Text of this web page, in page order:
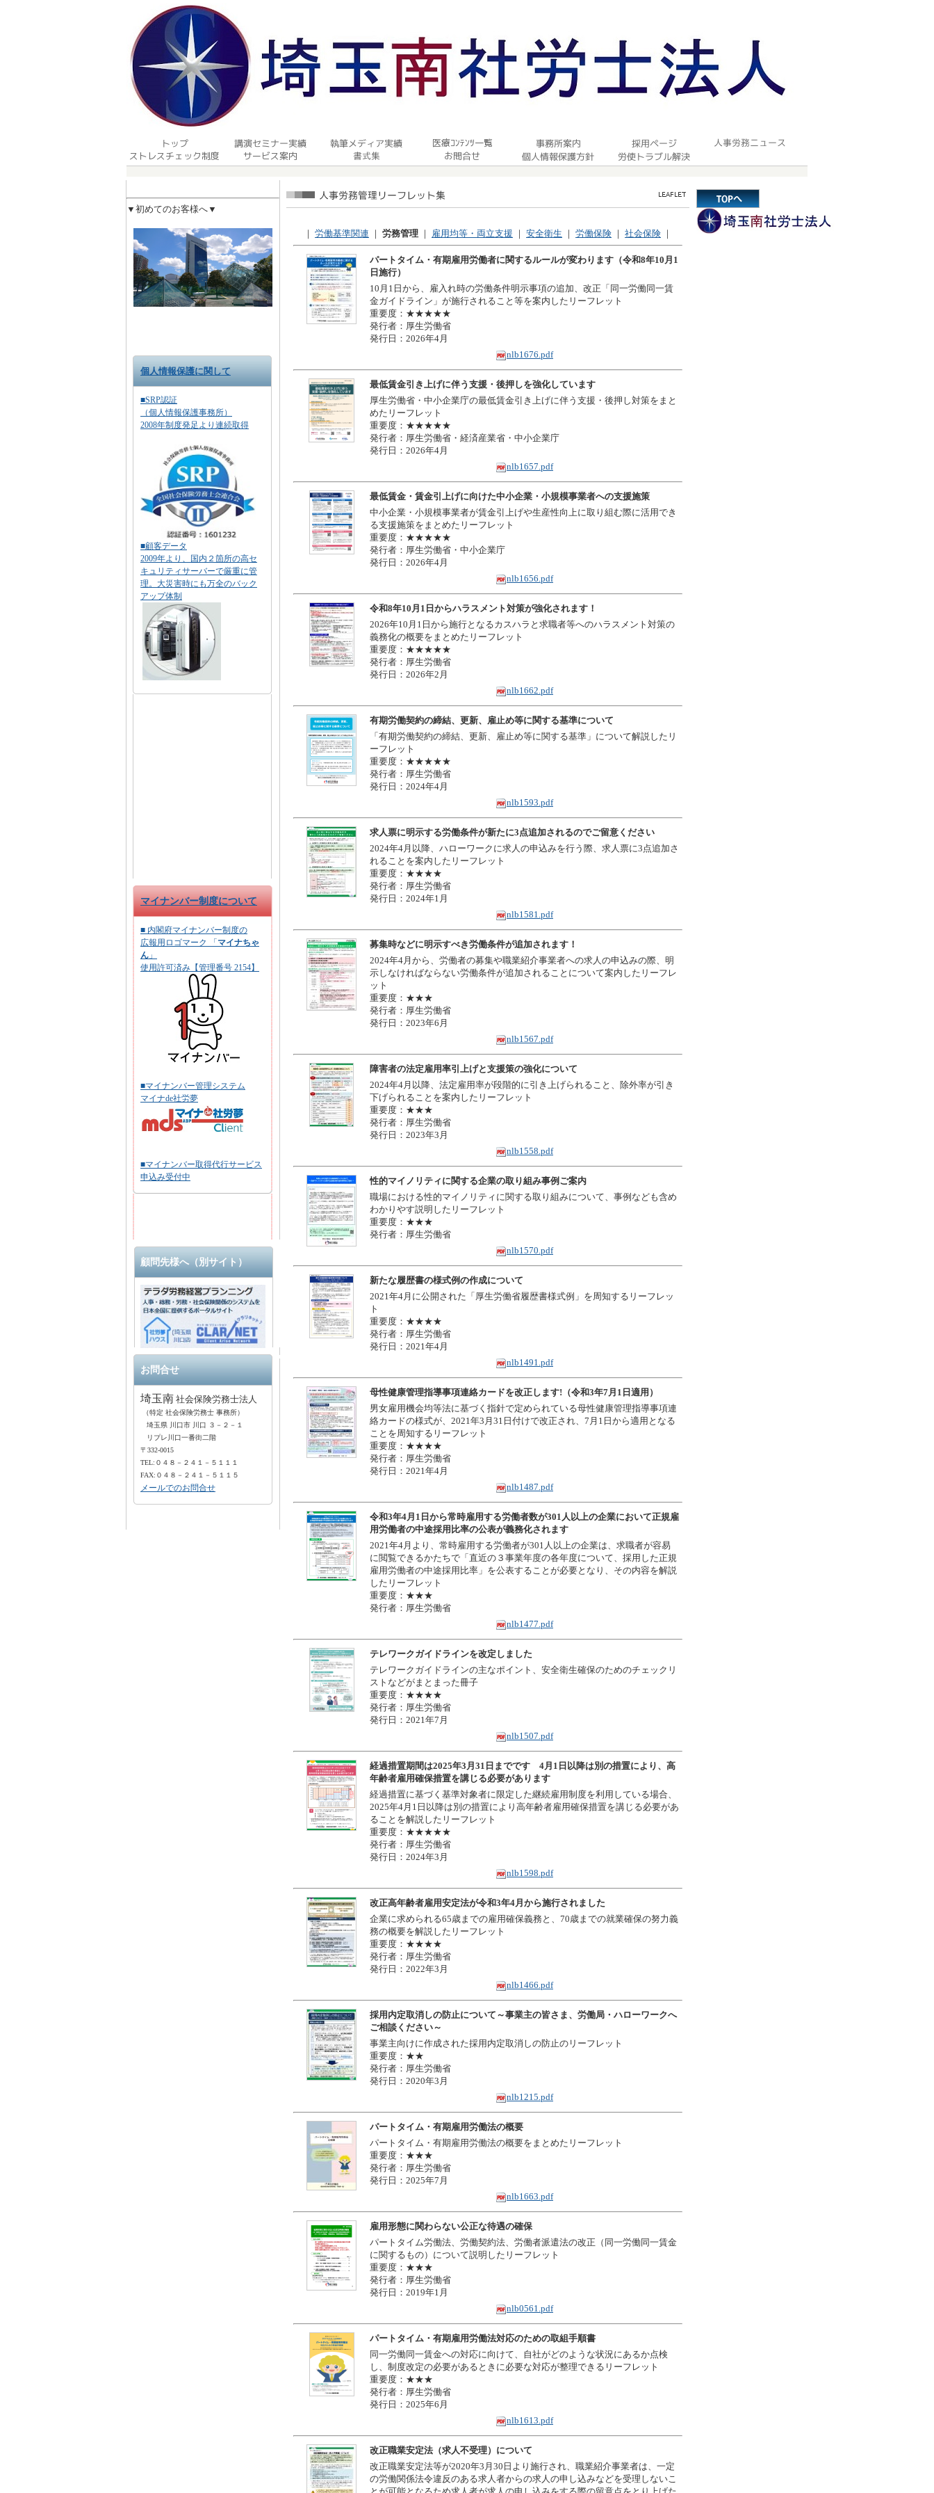
｜ 労働基準関連 ｜ 労務管理 ｜ 雇用均等・両立支援 ｜ 安全衛生 ｜ 労働保険 ｜ 社会保険 ｜
パートタイム・有期雇用労働者に関するルールが変わります（令和8年10月1
日施行）
10月1日から、雇入れ時の労働条件明示事項の追加、改正「同一労働同一賃
金ガイドライン」が施行されること等を案内したリーフレット
重要度：★★★★★
発行者：厚生労働省
発行日：2026年4月
nlb1676.pdf
最低賃金引き上げに伴う支援・後押しを強化しています
厚生労働省・中小企業庁の最低賃金引き上げに伴う支援・後押し対策をまと
めたリーフレット
重要度：★★★★★
発行者：厚生労働省・経済産業省・中小企業庁
発行日：2026年4月
nlb1657.pdf
最低賃金・賃金引上げに向けた中小企業・小規模事業者への支援施策
中小企業・小規模事業者が賃金引上げや生産性向上に取り組む際に活用でき
る支援施策をまとめたリーフレット
重要度：★★★★★
発行者：厚生労働省・中小企業庁
発行日：2026年4月
nlb1656.pdf
令和8年10月1日からハラスメント対策が強化されます！
2026年10月1日から施行となるカスハラと求職者等へのハラスメント対策の
義務化の概要をまとめたリーフレット
重要度：★★★★★
発行者：厚生労働省
発行日：2026年2月
nlb1662.pdf
有期労働契約の締結、更新、雇止め等に関する基準について
「有期労働契約の締結、更新、雇止め等に関する基準」について解説したリ
ーフレット
重要度：★★★★★
発行者：厚生労働省
発行日：2024年4月
nlb1593.pdf
求人票に明示する労働条件が新たに3点追加されるのでご留意ください
2024年4月以降、ハローワークに求人の申込みを行う際、求人票に3点追加さ
れることを案内したリーフレット
重要度：★★★★
発行者：厚生労働省
発行日：2024年1月
nlb1581.pdf
募集時などに明示すべき労働条件が追加されます！
2024年4月から、労働者の募集や職業紹介事業者への求人の申込みの際、明
示しなければならない労働条件が追加されることについて案内したリーフレ
ット
重要度：★★★
発行者：厚生労働省
発行日：2023年6月
nlb1567.pdf
障害者の法定雇用率引上げと支援策の強化について
2024年4月以降、法定雇用率が段階的に引き上げられること、除外率が引き
下げられることを案内したリーフレット
重要度：★★★
発行者：厚生労働省
発行日：2023年3月
nlb1558.pdf
性的マイノリティに関する企業の取り組み事例ご案内
職場における性的マイノリティに関する取り組みについて、事例なども含め
わかりやす説明したリーフレット
重要度：★★★
発行者：厚生労働省
nlb1570.pdf
新たな履歴書の様式例の作成について
2021年4月に公開された「厚生労働省履歴書様式例」を周知するリーフレッ
ト
重要度：★★★★
発行者：厚生労働省
発行日：2021年4月
nlb1491.pdf
母性健康管理指導事項連絡カードを改正します!（令和3年7月1日適用）
男女雇用機会均等法に基づく指針で定められている母性健康管理指導事項連
絡カードの様式が、2021年3月31日付けで改正され、7月1日から適用となる
ことを周知するリーフレット
重要度：★★★★
発行者：厚生労働省
発行日：2021年4月
nlb1487.pdf
令和3年4月1日から常時雇用する労働者数が301人以上の企業において正規雇
用労働者の中途採用比率の公表が義務化されます
2021年4月より、常時雇用する労働者が301人以上の企業は、求職者が容易
に閲覧できるかたちで「直近の３事業年度の各年度について、採用した正規
雇用労働者の中途採用比率」を公表することが必要となり、その内容を解説
したリーフレット
重要度：★★★
発行者：厚生労働省
nlb1477.pdf
テレワークガイドラインを改定しました
テレワークガイドラインの主なポイント、安全衛生確保のためのチェックリ
ストなどがまとまった冊子
重要度：★★★★
発行者：厚生労働省
発行日：2021年7月
nlb1507.pdf
経過措置期間は2025年3月31日までです 4月1日以降は別の措置により、高
年齢者雇用確保措置を講じる必要があります
経過措置に基づく基準対象者に限定した継続雇用制度を利用している場合、
2025年4月1日以降は別の措置により高年齢者雇用確保措置を講じる必要があ
ることを解説したリーフレット
重要度：★★★★★
発行者：厚生労働省
発行日：2024年3月
nlb1598.pdf
改正高年齢者雇用安定法が令和3年4月から施行されました
企業に求められる65歳までの雇用確保義務と、70歳までの就業確保の努力義
務の概要を解説したリーフレット
重要度：★★★★
発行者：厚生労働省
発行日：2022年3月
nlb1466.pdf
採用内定取消しの防止について～事業主の皆さま、労働局・ハローワークへ
ご相談ください～
事業主向けに作成された採用内定取消しの防止のリーフレット
重要度：★★
発行者：厚生労働省
発行日：2020年3月
nlb1215.pdf
パートタイム・有期雇用労働法の概要
パートタイム・有期雇用労働法の概要をまとめたリーフレット
重要度：★★★
発行者：厚生労働省
発行日：2025年7月
nlb1663.pdf
雇用形態に関わらない公正な待遇の確保
パートタイム労働法、労働契約法、労働者派遣法の改正（同一労働同一賃金
に関するもの）について説明したリーフレット
重要度：★★★
発行者：厚生労働省
発行日：2019年1月
nlb0561.pdf
パートタイム・有期雇用労働法対応のための取組手順書
同一労働同一賃金への対応に向けて、自社がどのような状況にあるか点検
し、制度改定の必要があるときに必要な対応が整理できるリーフレット
重要度：★★★
発行者：厚生労働省
発行日：2025年6月
nlb1613.pdf
改正職業安定法（求人不受理）について
改正職業安定法等が2020年3月30日より施行され、職業紹介事業者は、一定
の労働関係法令違反のある求人者からの求人の申し込みなどを受理しないこ
▼初めてのお客様へ▼
個人情報保護に関して
■SRP認証
（個人情報保護事務所）
2008年制度発足より連続取得
■顧客データ
2009年より、国内２箇所の高セ
キュリティサーバーで厳重に管
理。大災害時にも万全のバック
アップ体制
マイナンバー制度について
■ 内閣府マイナンバー制度の
広報用ロゴマーク 「 マイナちゃ
ん 」
使用許可済み【管理番号 2154】
■マイナンバー管理システム
マイナde社労夢
■マイナンバー取得代行サービス
申込み受付中
顧問先様へ（別サイト）
お問合せ
埼玉南 社会保険労務士法人
（特定 社会保険労務士 事務所）
埼玉県 川口市 川口 ３－２－１
リプレ川口一番街二階
〒332-0015
TEL:０４８－２４１－５１１１
FAX:０４８－２４１－５１１５
メールでのお問合せ